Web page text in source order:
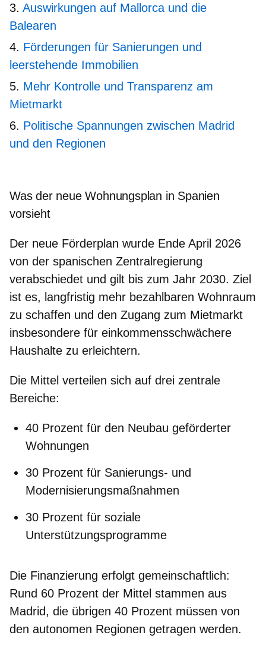
Auswirkungen auf Mallorca und die
Balearen
Förderungen für Sanierungen und
leerstehende Immobilien
Mehr Kontrolle und Transparenz am
Mietmarkt
Politische Spannungen zwischen Madrid
und den Regionen
Was der neue Wohnungsplan in Spanien
vorsieht
Der neue Förderplan wurde Ende April 2026
von der spanischen Zentralregierung
verabschiedet und gilt bis zum Jahr 2030. Ziel
ist es, langfristig mehr bezahlbaren Wohnraum
zu schaffen und den Zugang zum Mietmarkt
insbesondere für einkommensschwächere
Haushalte zu erleichtern.
Die Mittel verteilen sich auf drei zentrale
Bereiche:
40 Prozent für den Neubau geförderter
Wohnungen
30 Prozent für Sanierungs- und
Modernisierungsmaßnahmen
30 Prozent für soziale
Unterstützungsprogramme
Die Finanzierung erfolgt gemeinschaftlich:
Rund 60 Prozent der Mittel stammen aus
Madrid, die übrigen 40 Prozent müssen von
den autonomen Regionen getragen werden.